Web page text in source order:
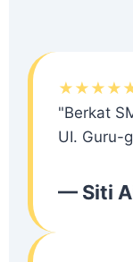
"Berkat
UI. Guru-
— Siti